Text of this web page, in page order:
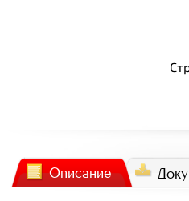
Описание